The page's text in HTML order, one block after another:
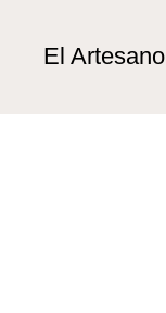
El Artesano